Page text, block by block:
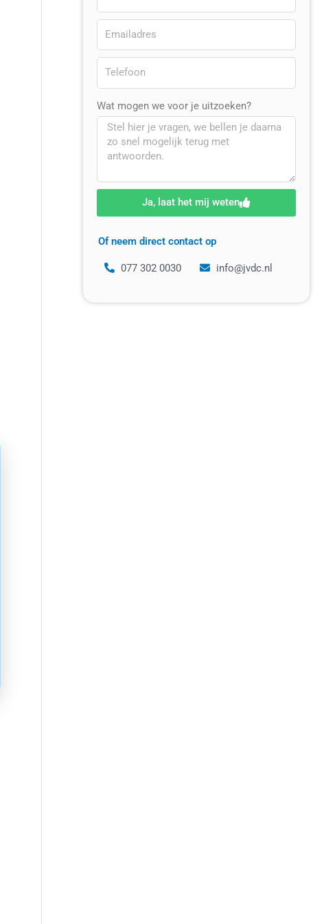
Wat mogen we voor je uitzoeken?
Ja, laat het mij weten
Of neem direct contact op
077 302 0030 info@jvdc.nl